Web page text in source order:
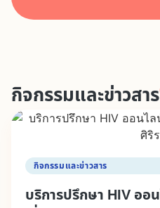
กิจกรรมและข่าวสาร
กิจกรรมและข่าวสาร
บริการปรึกษา HIV อ